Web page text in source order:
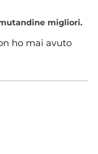
di 5 su 5 stelle
migliori.
ho mai avuto
di 5 su 5 stelle